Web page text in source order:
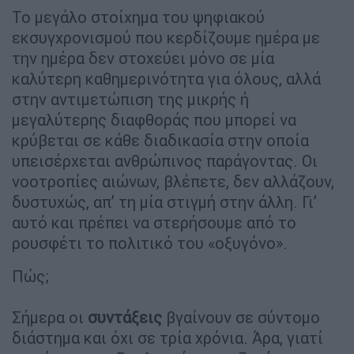
Το μεγάλο στοίχημα του ψηφιακού
εκσυγχρονισμού που κερδίζουμε ημέρα με
την ημέρα δεν στοχεύει μόνο σε μία
καλύτερη καθημερινότητα για όλους, αλλά
στην αντιμετώπιση της μικρής ή
μεγαλύτερης διαφθοράς που μπορεί να
κρύβεται σε κάθε διαδικασία στην οποία
υπεισέρχεται ανθρώπινος παράγοντας. Οι
νοοτροπίες αιώνων, βλέπετε, δεν αλλάζουν,
δυστυχώς, απ’ τη μία στιγμή στην άλλη. Γι’
αυτό και πρέπει να στερήσουμε από το
ρουσφέτι το πολιτικό του «οξυγόνο».
Πώς;
Σήμερα οι συντάξεις βγαίνουν σε σύντομο
διάστημα και όχι σε τρία χρόνια. Άρα, γιατί